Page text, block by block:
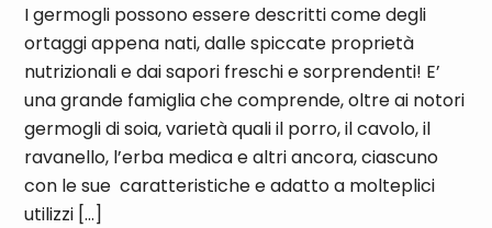
I germogli possono essere descritti come degli
ortaggi appena nati, dalle spiccate proprietà
nutrizionali e dai sapori freschi e sorprendenti! E’
una grande famiglia che comprende, oltre ai notori
germogli di soia, varietà quali il porro, il cavolo, il
ravanello, l’erba medica e altri ancora, ciascuno
con le sue caratteristiche e adatto a molteplici
utilizzi […]